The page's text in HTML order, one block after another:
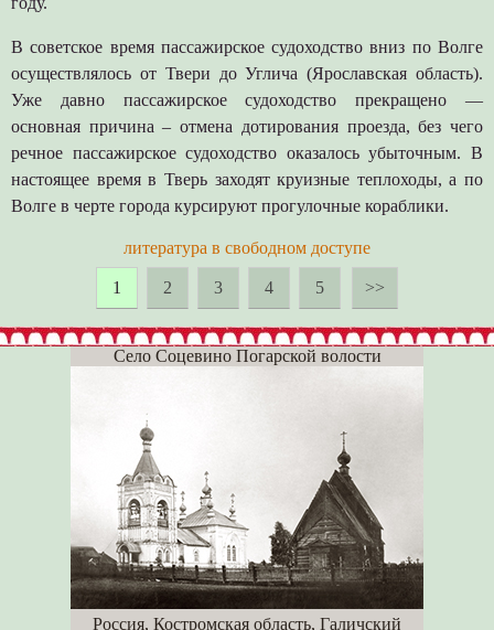
В советское время пассажирское судоходство вниз по Волге
осуществлялось от Твери до Углича (Ярославская область).
Уже давно пассажирское судоходство прекращено —
основная причина – отмена дотирования проезда, без чего
речное пассажирское судоходство оказалось убыточным. В
настоящее время в Тверь заходят круизные теплоходы, а по
Волге в черте города курсируют прогулочные кораблики.
литература в свободном доступе
1 2 3 4 5 >>
Село Соцевино Погарской волости
Россия, Костромская область, Галичский